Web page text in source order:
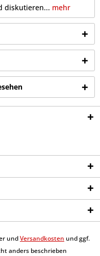
diskutieren... mehr
undVersandkosten und ggf.
anders beschrieben